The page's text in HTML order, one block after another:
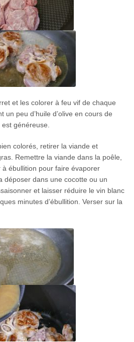
et les colorer à feu vif de chaque
un peu d’huile d’olive en cours de
généreuse.
colorés, retirer la viande et
Remettre la viande dans la poêle,
ébullition pour faire évaporer
déposer dans une cocotte ou un
et laisser réduire le vin blanc
minutes d’ébullition. Verser sur la